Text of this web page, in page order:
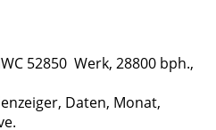
52850 Werk, 28800 bph.,
Daten, Monat,